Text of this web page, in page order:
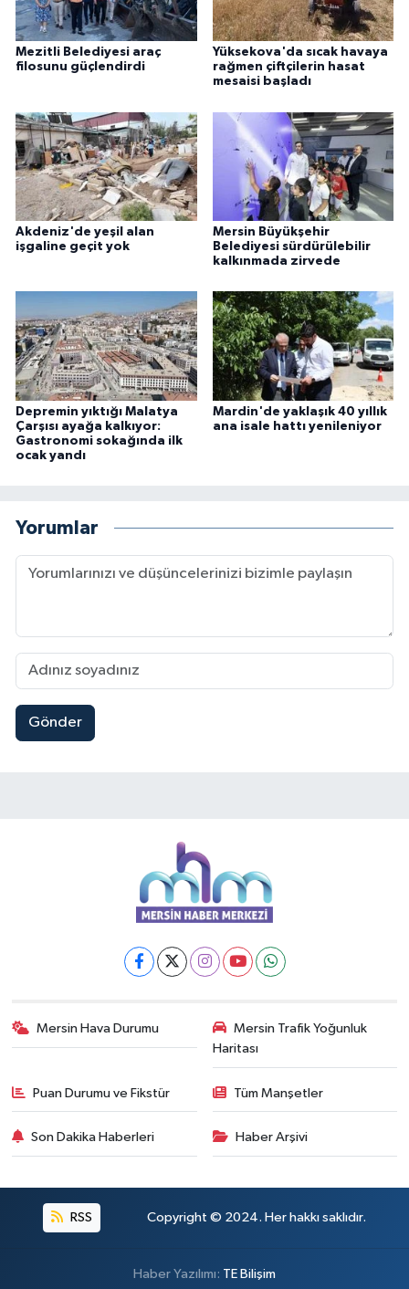
Mezitli Belediyesi araç
filosunu güçlendirdi
Yüksekova'da sıcak havaya
rağmen çiftçilerin hasat
mesaisi başladı
Akdeniz'de yeşil alan
işgaline geçit yok
Mersin Büyükşehir
Belediyesi sürdürülebilir
kalkınmada zirvede
Depremin yıktığı Malatya
Çarşısı ayağa kalkıyor:
Gastronomi sokağında ilk
ocak yandı
Mardin'de yaklaşık 40 yıllık
ana isale hattı yenileniyor
Yorumlar
Gönder
Mersin Hava Durumu
Mersin Trafik Yoğunluk
Haritası
Puan Durumu ve Fikstür Tüm Manşetler
Son Dakika Haberleri Haber Arşivi
RSS Copyright © 2024. Her hakkı saklıdır.
Haber Yazılımı: TE Bilişim